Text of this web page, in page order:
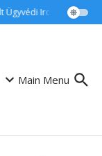
Iroda
Main Menu